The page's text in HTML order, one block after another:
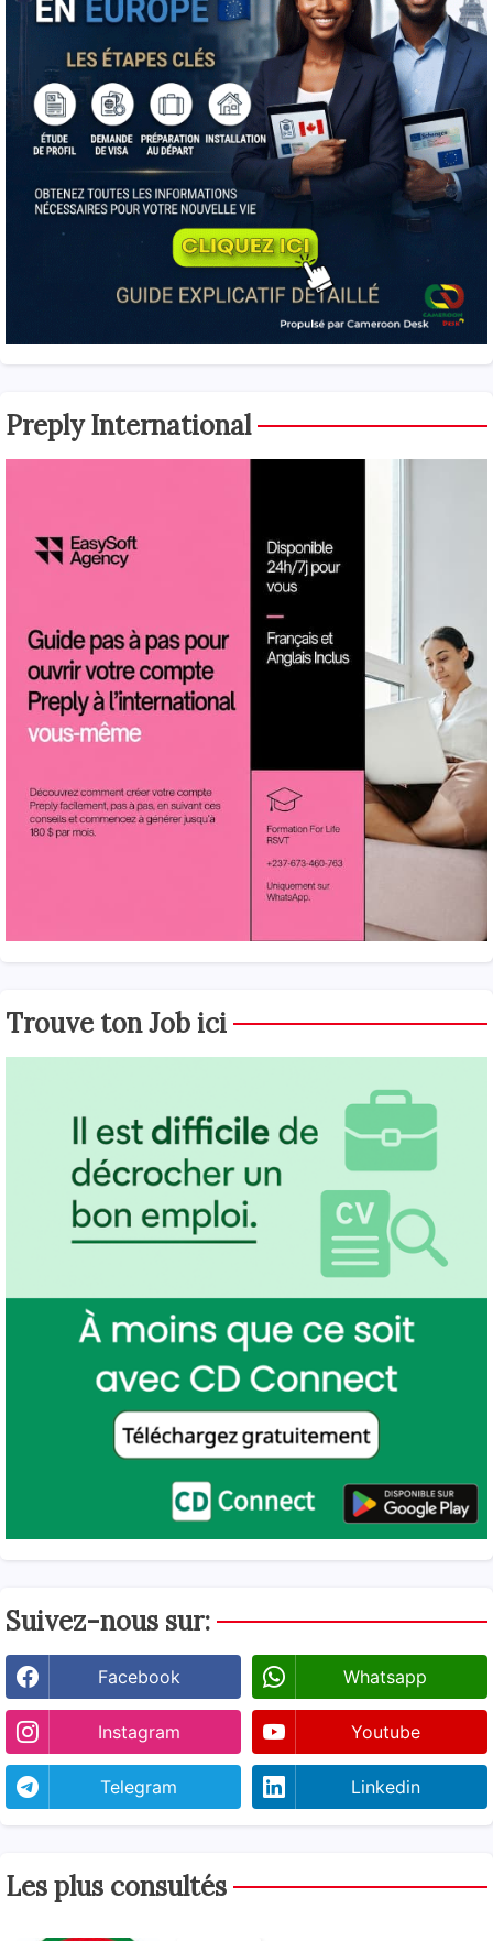
Preply International
Trouve ton Job ici
Suivez-nous sur:
Facebook Whatsapp
Instagram Youtube
Telegram Linkedin
Les plus consultés